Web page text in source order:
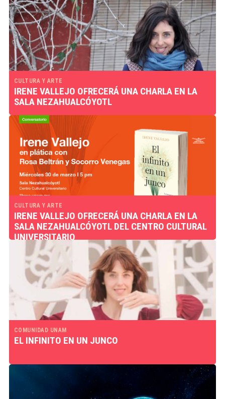
CULTURA Y ARTE
IRENE VALLEJO OFRECERÁ UNA CHARLA EN LA
SALA NEZAHUALCÓYOTL
CULTURA Y ARTE
IRENE VALLEJO OFRECERÁ UNA CHARLA EN LA
SALA NEZAHUALCÓYOTL DEL CENTRO CULTURAL
UNIVERSITARIO
COMUNIDAD UNAM
EL INFINITO EN UN JUNCO